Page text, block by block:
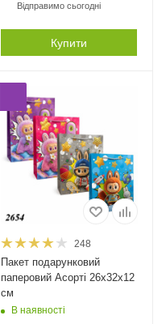
Відправимо сьогодні
Купити
248
Пакет подарунковий
паперовий Асорті 26х32х12
см
В наявності